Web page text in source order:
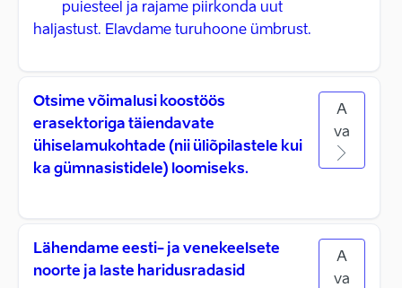
puiesteel ja rajame piirkonda uut
haljastust. Elavdame turuhoone ümbrust.
Otsime võimalusi koostöös
erasektoriga täiendavate
ühiselamukohtade (nii üliõpilastele kui
ka gümnasistidele) loomiseks.
A
va
Lähendame eesti- ja venekeelsete
noorte ja laste haridusradasid
A
va